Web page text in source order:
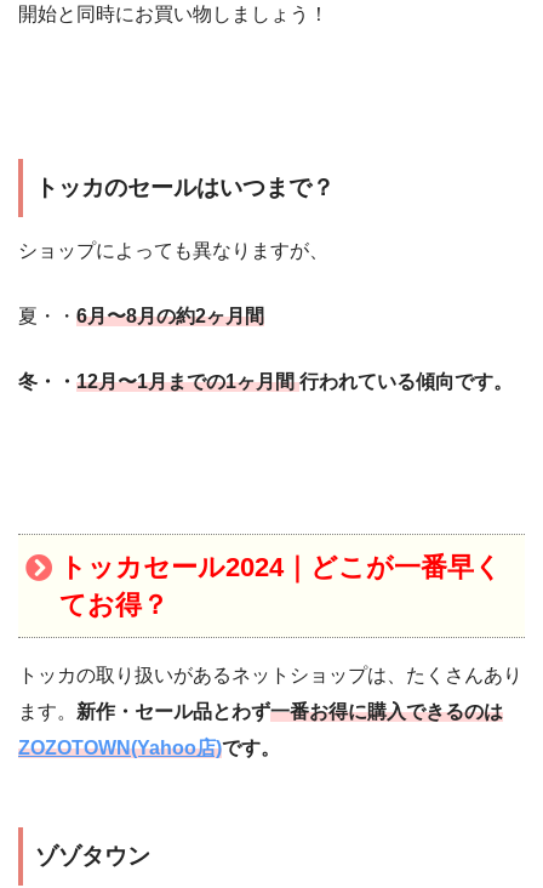
開始と同時にお買い物しましょう！
トッカのセールはいつまで？
ショップによっても異なりますが、
夏・・ 6月〜8月の約2ヶ月間
冬・・ 12月〜1月までの1ヶ月間行われている傾向です。
トッカセール2024｜
どこが一番早く
てお得？
トッカの取り扱いがあるネットショップは、たくさんあり
ます。 新作・セール品とわず一番お得に購入できるのは
ZOZOTOWN(Yahoo店)です。
ゾゾタウン